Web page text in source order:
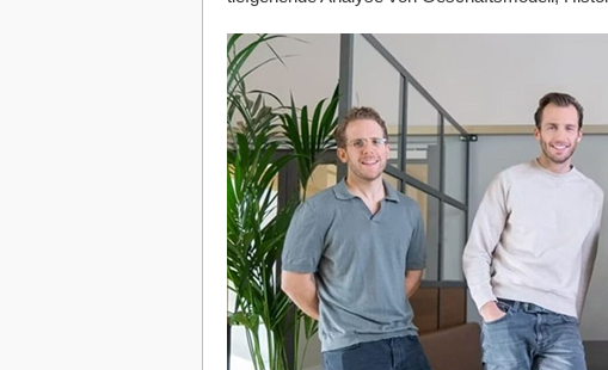
tauchen Begriffe wie „Innovation“ oder
südlichen Flächenländer (Platz 15 für Berlin).
Auch hier sollten Gründer*innen gelassen
sich nicht an der Anzahl der Buzzwords in
Praxis: Wie schnell arbeiten die Behörden? Wie
B. IBB oder Landes-Stipendien)? In der Realität
bürokratische Flächenländer, selbst wenn dort
Parteiprogramms steht.
Bittere Realität im Nordosten
Abseits der Methodik-Kritik zeigt die Studie
Abdriften des Nordostens. Mecklenburg-
(Platz 16), gefolgt von Brandenburg (Platz 15)
nur einer Start-up-Gründung und sieben